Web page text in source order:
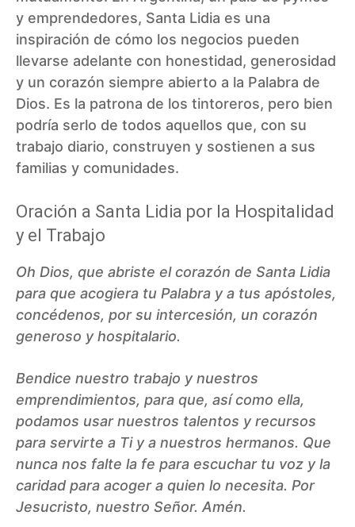
y emprendedores, Santa Lidia es una
inspiración de cómo los negocios pueden
llevarse adelante con honestidad, generosidad
y un corazón siempre abierto a la Palabra de
Dios. Es la patrona de los tintoreros, pero bien
podría serlo de todos aquellos que, con su
trabajo diario, construyen y sostienen a sus
familias y comunidades.
Oración a Santa Lidia por la Hospitalidad
y el Trabajo
Oh Dios, que abriste el corazón de Santa Lidia
para que acogiera tu Palabra y a tus apóstoles,
concédenos, por su intercesión, un corazón
generoso y hospitalario.
Bendice nuestro trabajo y nuestros
emprendimientos, para que, así como ella,
podamos usar nuestros talentos y recursos
para servirte a Ti y a nuestros hermanos. Que
nunca nos falte la fe para escuchar tu voz y la
caridad para acoger a quien lo necesita. Por
Jesucristo, nuestro Señor. Amén.